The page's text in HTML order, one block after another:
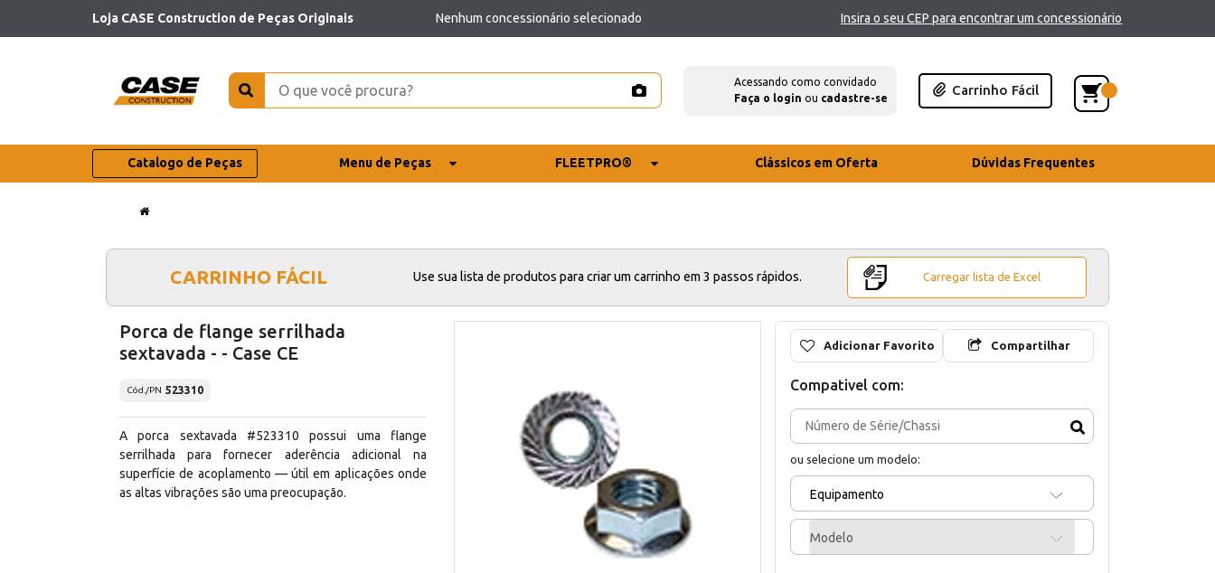
Loja CASE Construction de Peças Originais Nenhum concessionário selecionado Insira o seu CEP para encontrar um concessionário
Acessando como convidado
Faça o login ou cadastre-se
Carrinho Fácil
Catalogo de Peças Menu de Peças FLEETPRO® Clássicos em Oferta Dúvidas Frequentes
CARRINHO FÁCIL Use sua lista de produtos para criar um carrinho em 3 passos rápidos. Carregar lista de Excel
Porca de flange serrilhada
sextavada - - Case CE
Cód./PN 523310
A porca sextavada #523310 possui uma flange
serrilhada para fornecer aderência adicional na
superfície de acoplamento — útil em aplicações onde
as altas vibrações são uma preocupação.
Adicionar Favorito Compartilhar
Compativel com:
ou selecione um modelo:
Equipamento
Modelo